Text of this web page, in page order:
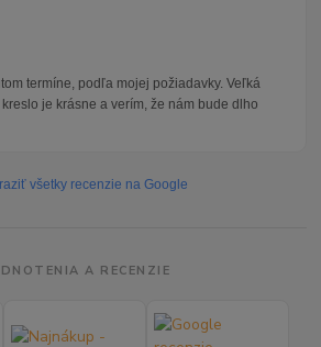
termíne, podľa mojej požiadavky. Veľká
je krásne a verím, že nám bude dlho
všetky recenzie na Google
A RECENZIE